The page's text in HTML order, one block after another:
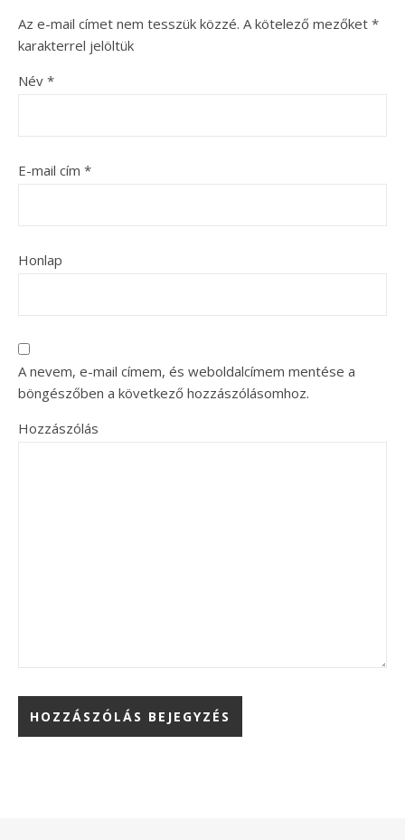
Az e-mail címet nem tesszük közzé. A kötelező mezőket *
karakterrel jelöltük
Név *
E-mail cím *
Honlap
A nevem, e-mail címem, és weboldalcímem mentése a
böngészőben a következő hozzászólásomhoz.
Hozzászólás